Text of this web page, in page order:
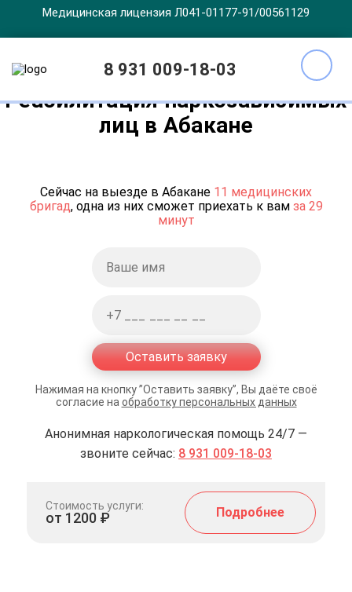
Медицинская лицензия Л041-01177-91/00561129
8 931 009-18-03
Реабилитация наркозависимых
лиц в Абакане
Сейчас на выезде в Абакане 11 медицинских
бригад, одна из них сможет приехать к вам за 29
минут
Оставить заявку
Нажимая на кнопку ”Оставить заявку”, Вы даёте своё
согласие на обработку персональных данных
Анонимная наркологическая помощь 24/7 —
звоните сейчас: 8 931 009-18-03
Стоимость услуги:
от 1200 ₽ Подробнее